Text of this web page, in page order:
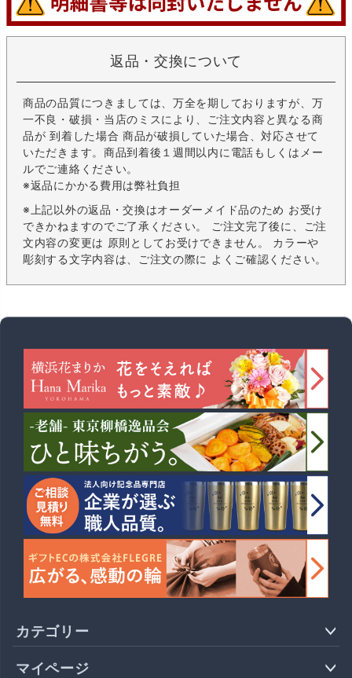
返品・交換について
商品の品質につきましては、万全を期しておりますが、万
一不良・破損・当店のミスにより、ご注文内容と異なる商
品が 到着した場合 商品が破損していた場合、対応させて
いただきます。商品到着後１週間以内に電話もしくはメー
ルでご連絡ください。
※返品にかかる費用は弊社負担
※上記以外の返品・交換はオーダーメイド品のため お受け
できかねますのでご了承ください。 ご注文完了後に、ご注
文内容の変更は 原則としてお受けできません。 カラーや
彫刻する文字内容は、ご注文の際に よくご確認ください。
カテゴリー
マイページ